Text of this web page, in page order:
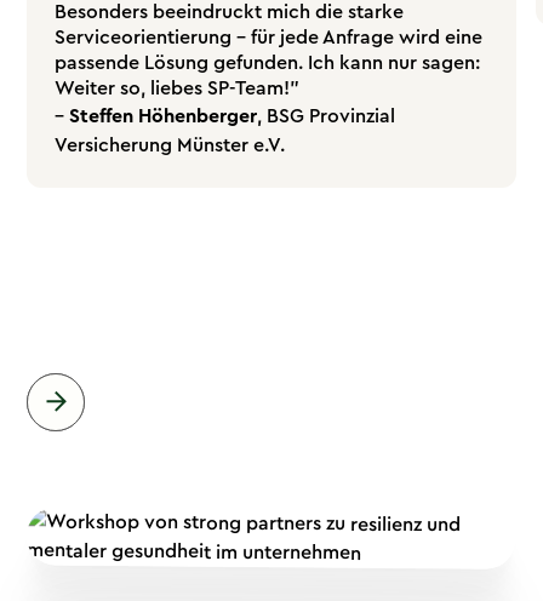
Besonders beeindruckt mich die starke
Serviceorientierung – für jede Anfrage wird eine
passende Lösung gefunden. Ich kann nur sagen:
Weiter so, liebes SP-Team!"
–Steffen Höhenberger, BSG Provinzial
Versicherung Münster e.V.